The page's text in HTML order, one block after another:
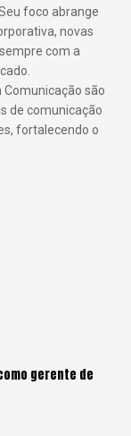
foco abrange
novas
com a
são
de comunicação
fortalecendo o
gerente de